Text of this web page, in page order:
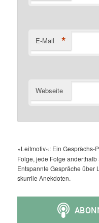
E-Mail *
Webseite
»Leitmotiv«: Ein Gesprächs-
Folge, jede Folge
Entspannte Gespräche über
skurrile Anekdoten.